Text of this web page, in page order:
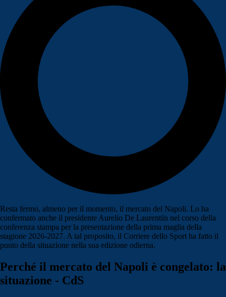
Resta fermo, almeno per il momento, il mercato del Napoli. Lo ha
confermato anche il presidente Aurelio De Laurentiis nel corso della
conferenza stampa per la presentazione della prima maglia della
stagione 2026-2027. A tal proposito, il Corriere dello Sport ha fatto il
punto della situazione nella sua edizione odierna.
Perché il mercato del Napoli è congelato: la
situazione - CdS